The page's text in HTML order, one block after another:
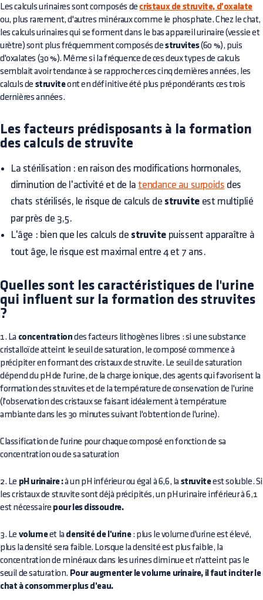
Les calculs urinaires sont composés de cristaux de struvite, d'oxalate
ou, plus rarement, d'autres minéraux comme le phosphate. Chez le chat,
les calculs urinaires qui se forment dans le bas appareil urinaire (vessie et
urètre) sont plus fréquemment composés destruvites(60 %), puis
d'oxalates (30 %). Même si la fréquence de ces deux types de calculs
semblait avoir tendance à se rapprocher ces cinq dernières années, les
calculs de struviteont en définitive été plus prépondérants ces trois
dernières années.
Les facteurs prédisposants à la formation
des calculs de struvite
La stérilisation : en raison des modifications hormonales,
diminution de l'activité et de latendance au surpoids des
chats stérilisés, le risque de calculs de struvite est multiplié
par près de 3,5.
L'âge : bien que les calculs de struvite puissent apparaître à
tout âge, le risque est maximal entre 4 et 7 ans.
Quelles sont les caractéristiques de l'urine
qui influent sur la formation des struvites
?
1. La concentration des facteurs lithogènes libres : si une substance
cristalloïde atteint le seuil de saturation, le composé commence à
précipiter en formant des cristaux de struvite. Le seuil de saturation
dépend du pH de l'urine, de la charge ionique, des agents qui favorisent la
formation des struvites et de la température de conservation de l'urine
(l'observation des cristaux se faisant idéalement à température
ambiante dans les 30 minutes suivant l'obtention de l'urine).
Classification de l'urine pour chaque composé en fonction de sa
concentration ou de sa saturation
2. Le pH urinaire :à un pH inférieur ou égal à 6,6, la struviteest soluble. Si
les cristaux de struvite sont déjà précipités, un pH urinaire inférieur à 6,1
est nécessaire pour les dissoudre.
3. Le volumeet la densité de l'urine: plus le volume d'urine est élevé,
plus la densité sera faible. Lorsque la densité est plus faible, la
concentration de minéraux dans les urines diminue et n'atteint pas le
seuil de saturation. Pour augmenter le volume urinaire, il faut inciter le
chat à consommer plus d'eau.